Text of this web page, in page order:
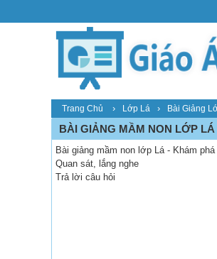
Trang Chủ › Lớp Lá › Bài Giảng
BÀI GIẢNG MẦM NON LỚP
Bài giảng mầm non lớp Lá - Khám
Quan sát, lắng nghe
Trả lời câu hỏi